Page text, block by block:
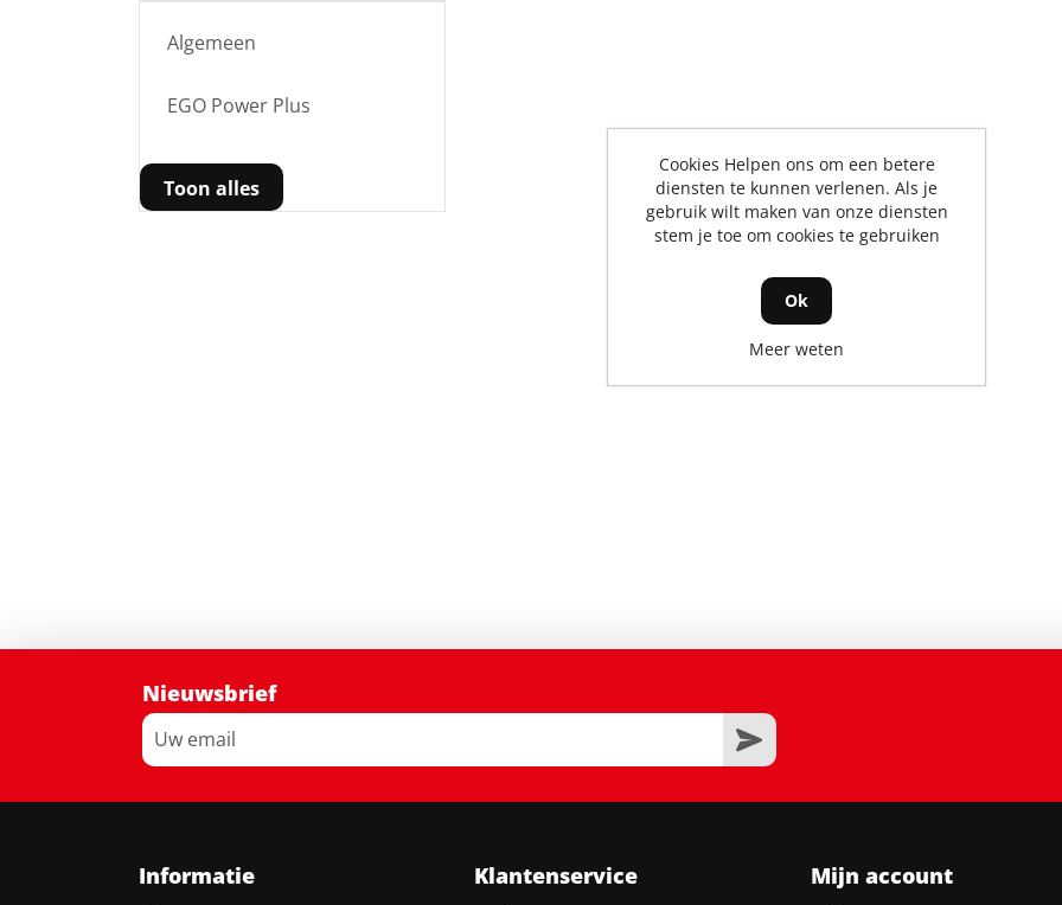
Algemeen
EGO Power Plus
Toon alles
Nieuwsbrief
Informatie Klantenservice Mijn account
Cookies Helpen ons om een betere
diensten te kunnen verlenen. Als je
gebruik wilt maken van onze diensten
stem je toe om cookies te gebruiken
Ok
Meer weten